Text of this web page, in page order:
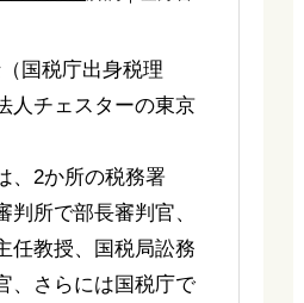
国税庁出身税理
人チェスターの東京
、2か所の税務署
判所で部長審判官、
任教授、国税局訟務
、さらには国税庁で